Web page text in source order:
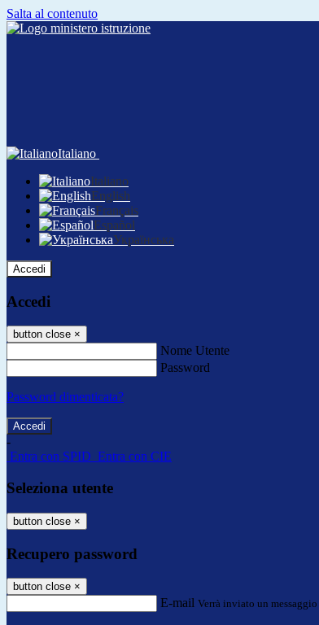
Salta al contenuto
Italiano
Italiano
English
Français
Español
Українська
Accedi
Accedi
button close ×
Nome Utente
Password
Password dimenticata?
-
Entra con SPID Entra con CIE
Seleziona utente
button close ×
Recupero password
button close ×
E-mail Verrà inviato un